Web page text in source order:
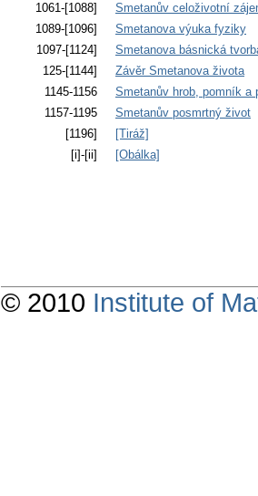
1061-[1088]
Smetanův celoživotní
1089-[1096]
Smetanova výuka fyziky
1097-[1124]
Smetanova básnická
125-[1144]
Závěr Smetanova života
1145-1156
Smetanův hrob, pomník a
1157-1195
Smetanův posmrtný život
[1196]
[Tiráž]
[i]-[ii]
[Obálka]
© 2010 Institute of